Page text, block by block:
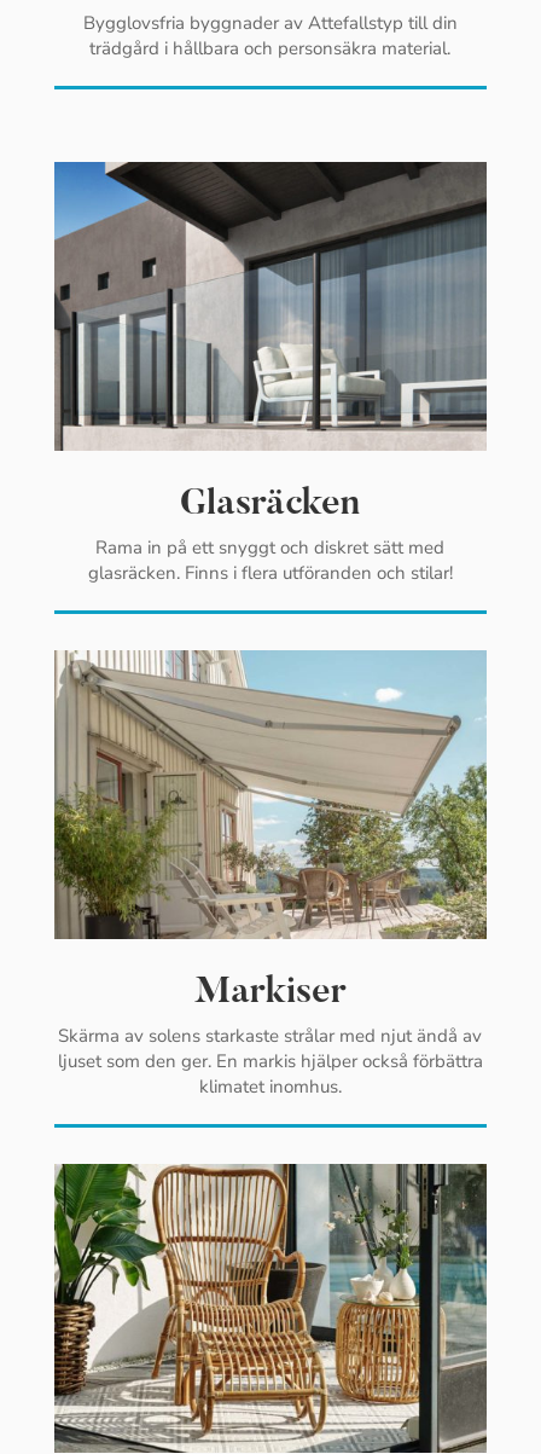
Bygglovsfria byggnader av Attefallstyp till din
trädgård i hållbara och personsäkra material.
Glasräcken
Rama in på ett snyggt och diskret sätt med
glasräcken. Finns i flera utföranden och stilar!
Markiser
Skärma av solens starkaste strålar med njut ändå av
ljuset som den ger. En markis hjälper också förbättra
klimatet inomhus.